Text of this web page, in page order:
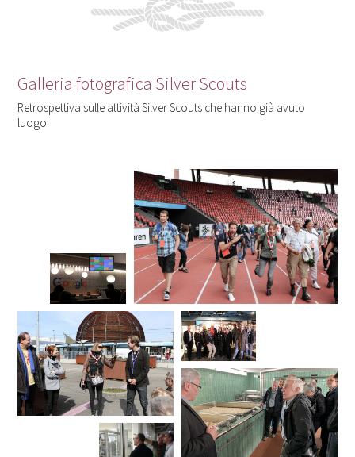
Galleria fotografica Silver Scouts
Retrospettiva sulle attività Silver Scouts che hanno già avuto
luogo.